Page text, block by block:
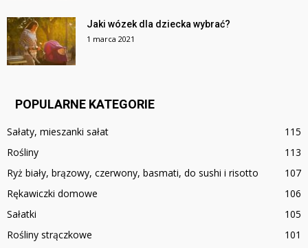
Jaki wózek dla dziecka wybrać?
1 marca 2021
POPULARNE KATEGORIE
Sałaty, mieszanki sałat
115
Rośliny
113
Ryż biały, brązowy, czerwony, basmati, do sushi i risotto
107
Rękawiczki domowe
106
Sałatki
105
Rośliny strączkowe
101